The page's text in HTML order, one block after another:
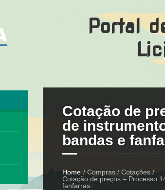
Portal
Cotação de
de
bandas e
Home / Compras / Cotações /
Cotação de preços – Processo
fanfarras.